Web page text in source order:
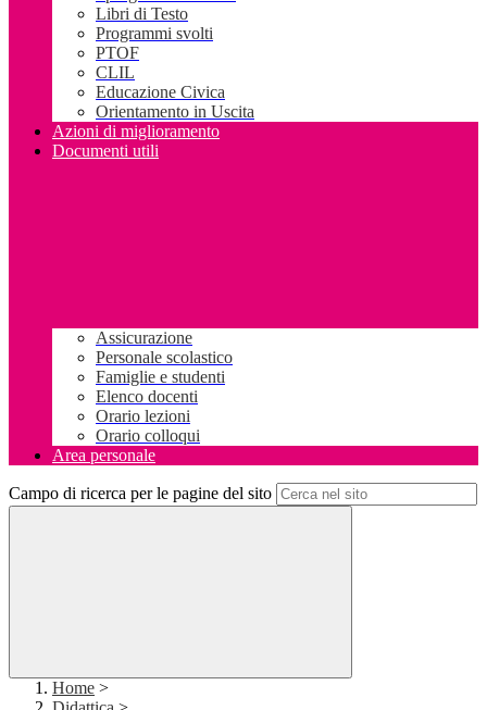
Libri di Testo
Programmi svolti
PTOF
CLIL
Educazione Civica
Orientamento in Uscita
Azioni di miglioramento
Documenti utili
Assicurazione
Personale scolastico
Famiglie e studenti
Elenco docenti
Orario lezioni
Orario colloqui
Area personale
Campo di ricerca per le pagine del sito
Home >